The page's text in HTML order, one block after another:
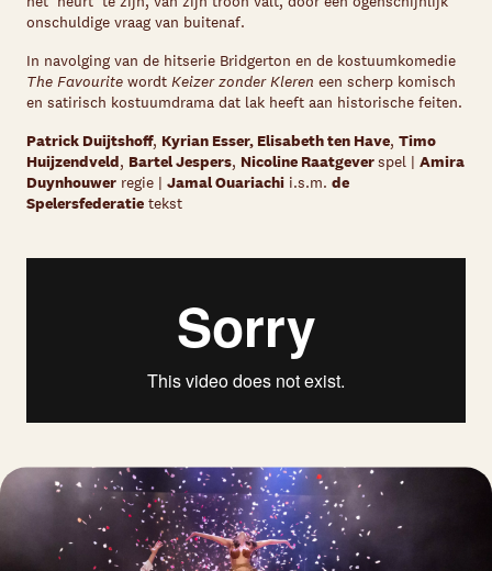
onschuldige vraag van buitenaf.
In navolging van de hitserie Bridgerton en de kostuumkomedie
The Favourite wordt Keizer zonder Kleren een scherp komisch
en satirisch kostuumdrama dat lak heeft aan historische feiten.
Patrick Duijtshoff, Kyrian Esser, Elisabeth ten Have, Timo
Huijzendveld, Bartel Jespers, Nicoline Raatgeverspel | Amira
Duynhouwer regie | Jamal Ouariachi i.s.m. de
Spelersfederatie tekst